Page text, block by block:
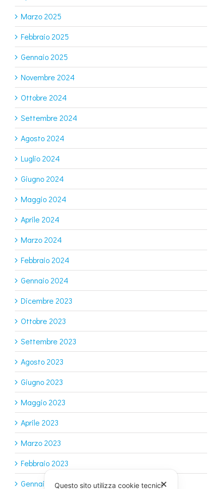
Marzo 2025
Febbraio 2025
Gennaio 2025
Novembre 2024
Ottobre 2024
Settembre 2024
Agosto 2024
Luglio 2024
Giugno 2024
Maggio 2024
Aprile 2024
Marzo 2024
Febbraio 2024
Gennaio 2024
Dicembre 2023
Ottobre 2023
Settembre 2023
Agosto 2023
Giugno 2023
Maggio 2023
Aprile 2023
Marzo 2023
Febbraio 2023
Gennaio 2023
✕
Questo sito utilizza cookie tecnici